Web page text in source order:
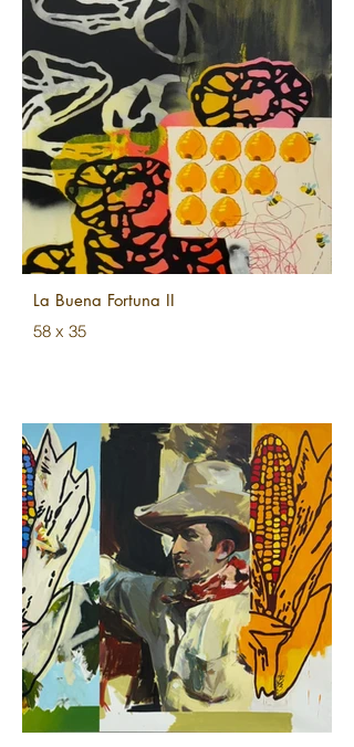
La Buena Fortuna II
58 x 35